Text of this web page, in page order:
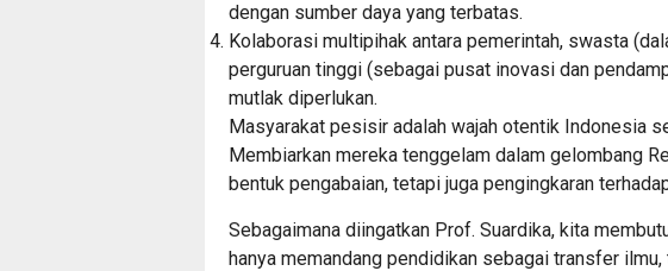
dengan sumber daya yang terbatas.
Kolaborasi multipihak antara pemerintah, swasta
perguruan tinggi (sebagai pusat inovasi dan
mutlak diperlukan.
Masyarakat pesisir adalah wajah otentik Indonesia
Membiarkan mereka tenggelam dalam gelombang
bentuk pengabaian, tetapi juga pengingkaran
Sebagaimana diingatkan Prof. Suardika, kita
hanya memandang pendidikan sebagai transfer